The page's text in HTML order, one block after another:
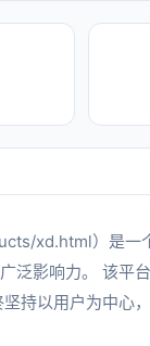
xd.html）是一
泛影响力。 该平
持以用户为中心